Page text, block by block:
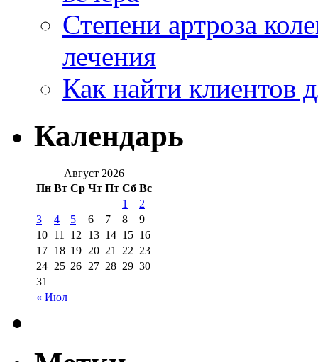
Степени артроза
лечения
Как найти клиентов
Календарь
Август 2026
Пн Вт Ср Чт Пт Сб Вс
« Июл
1
2
3
4 5 6 7 8
9
10 11 12 13 14 15 16
17 18 19 20 21 22 23
24 25 26 27 28 29 30
31